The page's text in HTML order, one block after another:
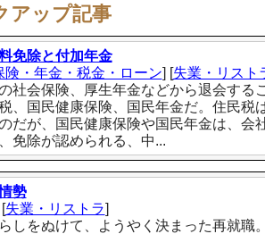
アップ記事
免除と付加年金
険・年金・税金・ローン] [失業・リスト
社会保険、厚生年金などから退会する
、国民健康保険、国民年金だ。住民税
だが、国民健康保険や国民年金は、会
免除が認められる、中...
勢
失業・リストラ]
しをぬけて、ようやく決まった再就職